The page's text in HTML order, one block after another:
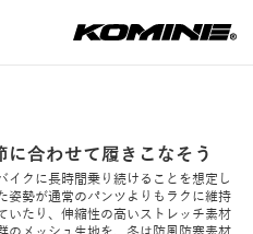
合わせて履きこなそう
イクに長時間乗り続けることを想定し
姿勢が通常のパンツよりもラクに維持
いたり、伸縮性の高いストレッチ素材